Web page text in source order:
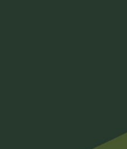
celebra a obtenção das